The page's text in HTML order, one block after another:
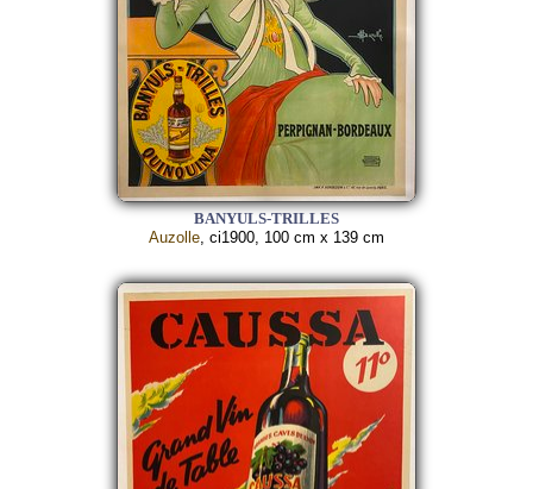
BANYULS-TRILLES
Auzolle , ci1900, 100 cm x 139 cm